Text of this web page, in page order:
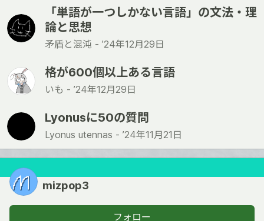
「単語が一つしかない言語」の文法・理
論と思想
矛盾と混沌 - ’24年12月29日
格が600個以上ある言語
いも - ’24年12月29日
Lyonusに50の質問
Lyonus utennas - ’24年11月21日
mizpop3
フォロー